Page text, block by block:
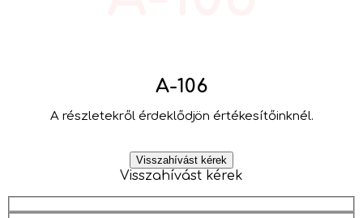
A-106
A részletekről érdeklődjön értékesítőinknél.
Visszahívást kérek
Visszahívást kérek